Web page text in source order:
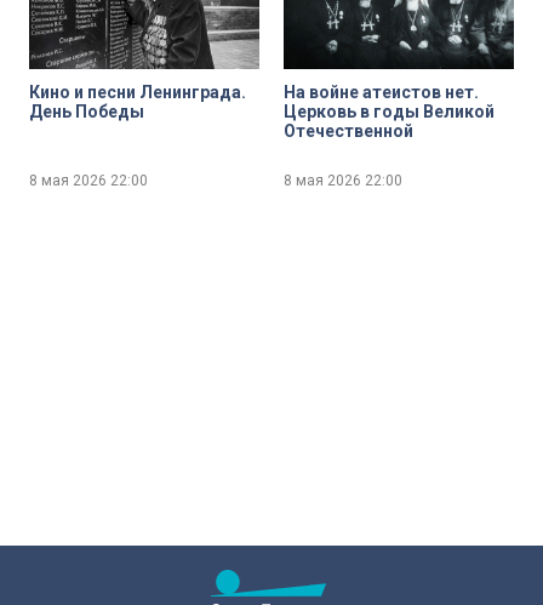
Кино и песни Ленинграда.
День Победы
8 мая 2026 22:00
На войне атеистов нет.
Церковь в годы Великой
Отечественной
8 мая 2026 22:00